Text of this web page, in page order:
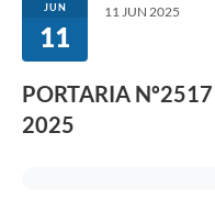
JUN
11
11 JUN 2025
PORTARIA
2025